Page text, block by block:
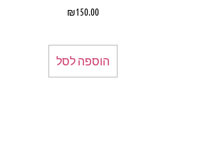
₪150.00
הוספה לסל